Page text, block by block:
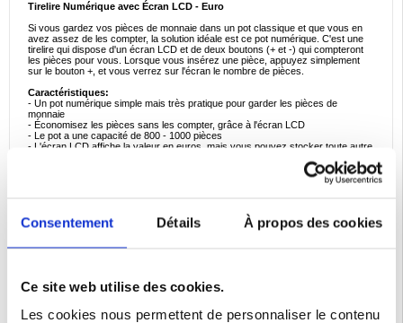
Consentement Détails À propos des cookies
Ce site web utilise des cookies.
Les cookies nous permettent de personnaliser le contenu
Tirelire Numérique avec Écran LCD - Euro
Si vous gardez vos pièces de monnaie dans un pot classique et que vous en
avez assez de les compter, la solution idéale est ce pot numérique. C'est une
tirelire qui dispose d'un écran LCD et de deux boutons (+ et -) qui compteront
les pièces pour vous. Lorsque vous insérez une pièce, appuyez simplement
sur le bouton +, et vous verrez sur l'écran le nombre de pièces.
Caractéristiques:
- Un pot numérique simple mais très pratique pour garder les pièces de
monnaie
- Économisez les pièces sans les compter, grâce à l'écran LCD
- Le pot a une capacité de 800 - 1000 pièces
- L'écran LCD affiche la valeur en euros, mais vous pouvez stocker toute autre
- Tournez le couvercle, prenez des pièces et appuyez sur le bouton facilement
Caractéristiques techniques: